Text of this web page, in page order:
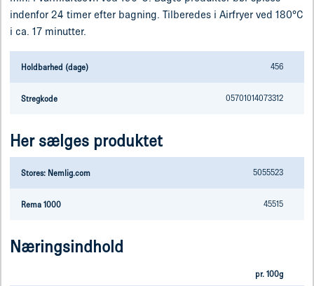
indenfor 24 timer efter bagning. Tilberedes i Airfryer ved 180°C
i ca. 17 minutter.
Holdbarhed (dage) 456
Stregkode 05701014073312
Her sælges produktet
Stores: Nemlig.com 5055523
Rema 1000 45515
Næringsindhold
pr. 100g